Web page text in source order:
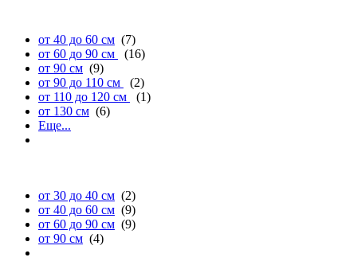
от 40 до 60 см (7)
от 60 до 90 см
(16)
от 90 см (9)
от 90 до 110 см
(2)
от 110 до 120 см
(1)
от 130 см (6)
Еще...
от 30 до 40 см (2)
от 40 до 60 см (9)
от 60 до 90 см (9)
от 90 см (4)